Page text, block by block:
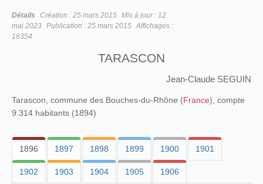
Détails Création : 25 mars 2015 Mis à jour : 12
mai 2023 Publication : 25 mars 2015 Affichages :
16354
TARASCON
Jean-Claude SEGUIN
Tarascon, commune des Bouches-du-Rhône (France), compte
9.314 habitants (1894)
1896 1897 1898 1899 1900 1901
1902 1903 1904 1905 1906